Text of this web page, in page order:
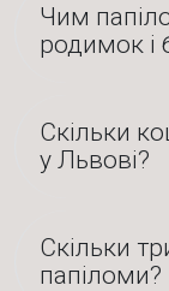
Чим
родимок і
Скільки
у Львові?
Скільки
папіломи?